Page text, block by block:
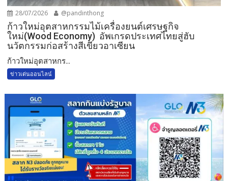
28/07/2026 @pandinthong
ก้าวใหม่อุตสาหกรรมไม้เครื่องยนต์เศรษฐกิจ
ใหม่(Wood Economy) อัพเกรดประเทศไทยสู่ฮับ
นวัตกรรมก่อสร้างสีเขียวอาเซียน
ก้าวใหม่อุตสาหกร...
ข่าวเด่นออนไลน์